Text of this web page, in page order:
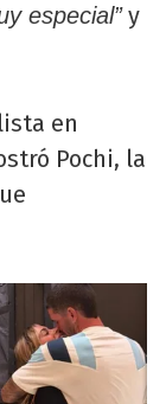
especial”y
en
Pochi, la